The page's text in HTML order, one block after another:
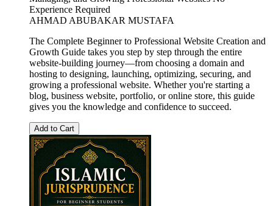
Experience Required
AHMAD ABUBAKAR MUSTAFA
The Complete Beginner to Professional Website Creation and
Growth Guide takes you step by step through the entire
website-building journey—from choosing a domain and
hosting to designing, launching, optimizing, securing, and
growing a professional website. Whether you're starting a
blog, business website, portfolio, or online store, this guide
gives you the knowledge and confidence to succeed.
Add to Cart